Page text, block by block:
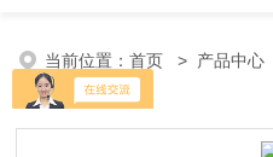
当前位置：首页 > 产品中心
红外热像仪